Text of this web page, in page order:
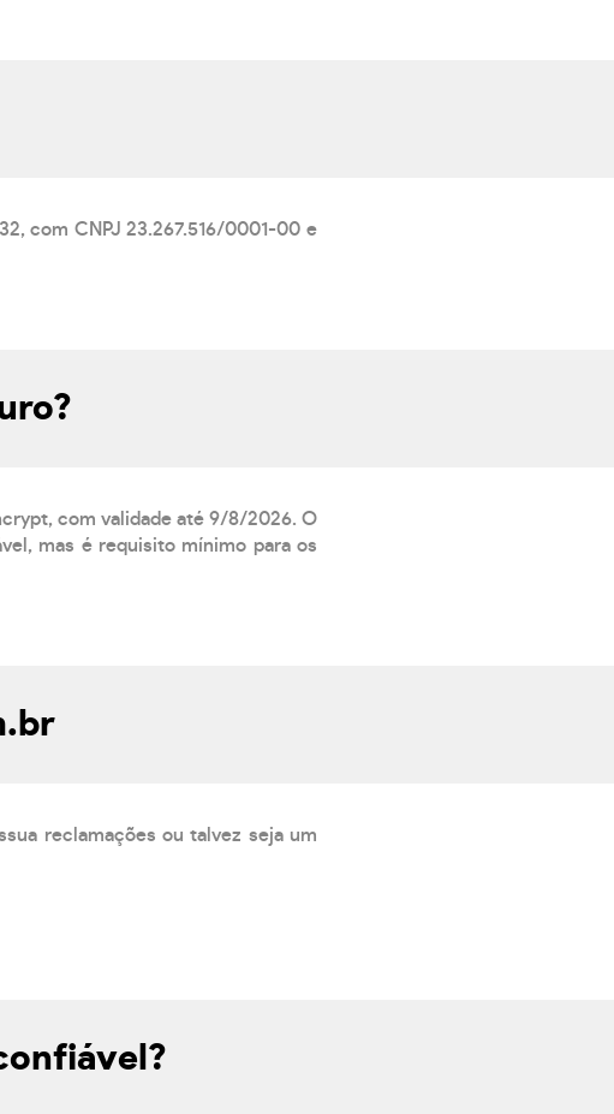
com CNPJ 23.267.516/0001-00 e
com validade até 9/8/2026. O
mas é requisito mínimo para os
reclamações ou talvez seja um